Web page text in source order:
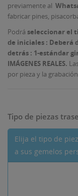
previamente al
fabricar pines,
Podrá seleccionar el
de iniciales : Deberá
detrás : 1-estándar
IMÁGENES REALES.
por pieza y la
Tipo de piezas
Elija el tipo de
a sus gemelos